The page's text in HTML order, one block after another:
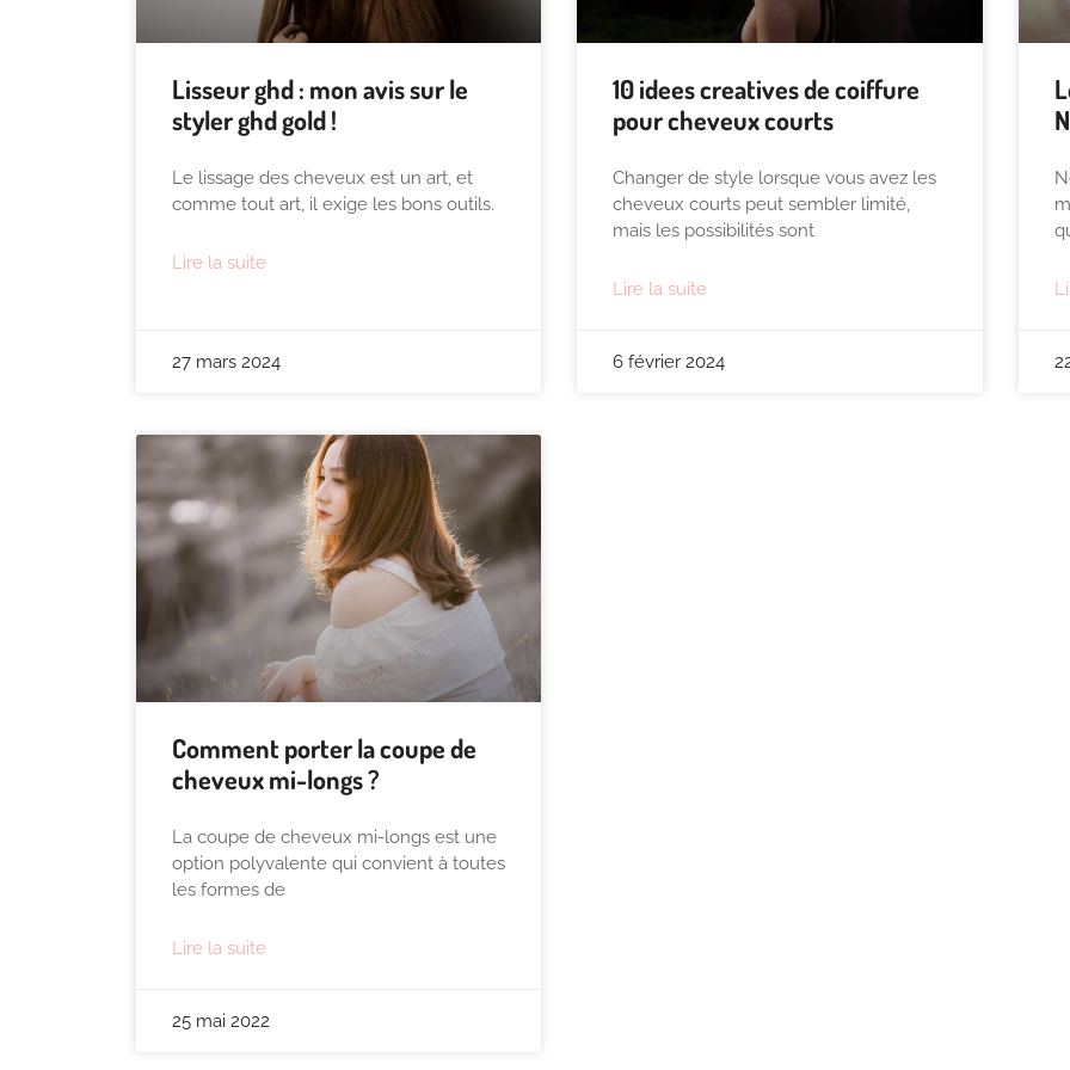
Lisseur ghd : mon avis sur le
styler ghd gold !
Le lissage des cheveux est un art, et
comme tout art, il exige les bons outils.
Lire la suite
27 mars 2024
10 idees creatives de coiffure
pour cheveux courts
Changer de style lorsque vous avez les
cheveux courts peut sembler limité,
mais les possibilités sont
Lire la suite
6 février 2024
Comment porter la coupe de
cheveux mi-longs ?
La coupe de cheveux mi-longs est une
option polyvalente qui convient à toutes
les formes de
Lire la suite
25 mai 2022